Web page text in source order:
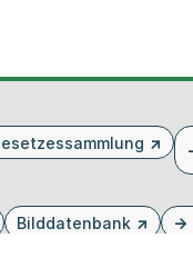
Bilddatenbank